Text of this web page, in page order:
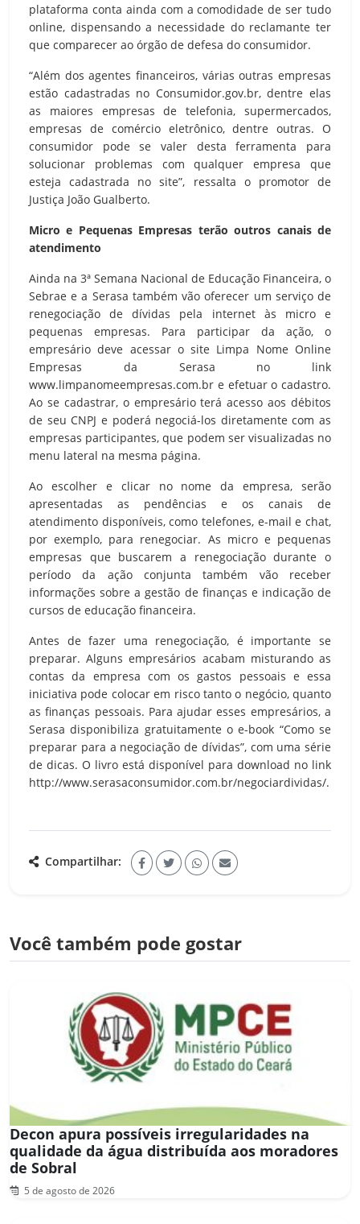
plataforma conta ainda com a comodidade de ser tudo
online, dispensando a necessidade do reclamante ter
que comparecer ao órgão de defesa do consumidor.
“Além dos agentes financeiros, várias outras empresas
estão cadastradas no Consumidor.gov.br, dentre elas
as maiores empresas de telefonia, supermercados,
empresas de comércio eletrônico, dentre outras. O
consumidor pode se valer desta ferramenta para
solucionar problemas com qualquer empresa que
esteja cadastrada no site”, ressalta o promotor de
Justiça João Gualberto.
Micro e Pequenas Empresas terão outros canais de
atendimento
Ainda na 3ª Semana Nacional de Educação Financeira, o
Sebrae e a Serasa também vão oferecer um serviço de
renegociação de dívidas pela internet às micro e
pequenas empresas. Para participar da ação, o
empresário deve acessar o site Limpa Nome Online
Empresas da Serasa no link
www.limpanomeempresas.com.br e efetuar o cadastro.
Ao se cadastrar, o empresário terá acesso aos débitos
de seu CNPJ e poderá negociá-los diretamente com as
empresas participantes, que podem ser visualizadas no
menu lateral na mesma página.
Ao escolher e clicar no nome da empresa, serão
apresentadas as pendências e os canais de
atendimento disponíveis, como telefones, e-mail e chat,
por exemplo, para renegociar. As micro e pequenas
empresas que buscarem a renegociação durante o
período da ação conjunta também vão receber
informações sobre a gestão de finanças e indicação de
cursos de educação financeira.
Antes de fazer uma renegociação, é importante se
preparar. Alguns empresários acabam misturando as
contas da empresa com os gastos pessoais e essa
iniciativa pode colocar em risco tanto o negócio, quanto
as finanças pessoais. Para ajudar esses empresários, a
Serasa disponibiliza gratuitamente o e-book “Como se
preparar para a negociação de dívidas”, com uma série
de dicas. O livro está disponível para download no link
http://www.serasaconsumidor.com.br/negociardividas/.
Compartilhar:
Você também pode gostar
Decon apura possíveis irregularidades na
qualidade da água distribuída aos moradores
de Sobral
5 de agosto de 2026